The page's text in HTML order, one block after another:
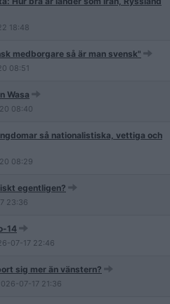
18:48
medborgare så är man svensk"
08:51
Wasa
08:40
så nationalistiska, vettiga och
08:29
egentligen?
23:36
14
07-17 22:46
sig mer än vänstern?
07-17 21:36